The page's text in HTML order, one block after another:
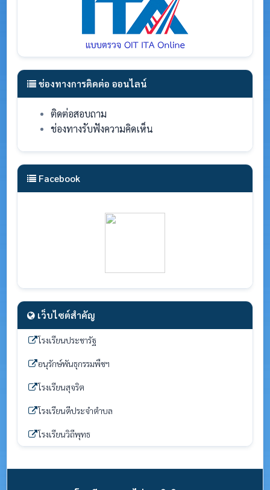
ช่องทางการติดต่อ ออนไลน์
ติดต่อสอบถาม
ช่องทางรับฟังความคิดเห็น
Facebook
เว็บไซต์สำคัญ
โรงเรียนประชารัฐ
อนุรักษ์พันธุกรรมพืชฯ
โรงเรียนสุจริต
โรงเรียนดีประจำตำบล
โรงเรียนวิถีพุทธ